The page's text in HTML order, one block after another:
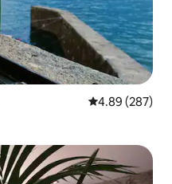
レビュー287
4.89 (287)